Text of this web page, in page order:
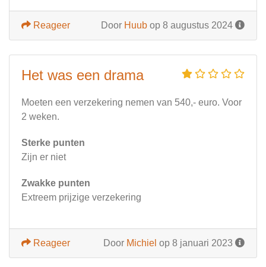
Door Huub op 8 augustus 2024
Reageer
Het was een drama
Moeten een verzekering nemen van 540,- euro. Voor
2 weken.
Sterke punten
Zijn er niet
Zwakke punten
Extreem prijzige verzekering
Door Michiel op 8 januari 2023
Reageer